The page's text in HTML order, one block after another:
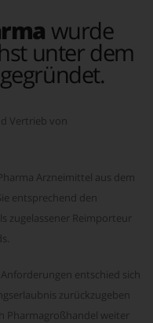
wurde
unter dem
Vertrieb von
Arzneimittel aus dem
entsprechend den
zugelassener Reimporteur
entschied sich
zurückzugeben
Pharmagroßhandel weiter